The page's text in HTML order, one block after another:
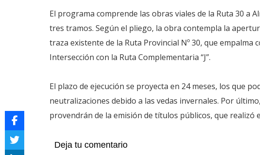
El programa comprende las obras viales de la Ruta 30 a
tres tramos. Según el pliego, la obra contempla la
traza existente de la Ruta Provincial Nº 30, que empalma
Intersección con la Ruta Complementaria “J”.
El plazo de ejecución se proyecta en 24 meses, los que
neutralizaciones debido a las vedas invernales. Por
provendrán de la emisión de títulos públicos, que realizó
Deja tu comentario